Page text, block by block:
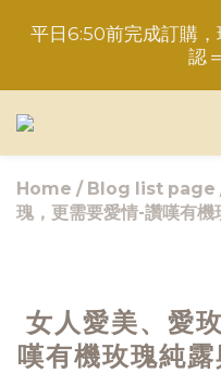
重要事項請點此聯繫
平日6:50前完成訂購
認
＋LINE好友折價100
上班時間內專人回覆
FB
重要事項請點此聯繫，
Home / Blog list page
瑰，更需要愛情-讚嘆有機
女人愛美、愛
嘆有機玫瑰純露